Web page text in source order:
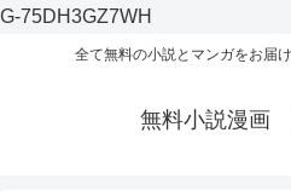
G-75DH3GZ7WH
全て無料の小説とマンガをお届
無料小説漫画